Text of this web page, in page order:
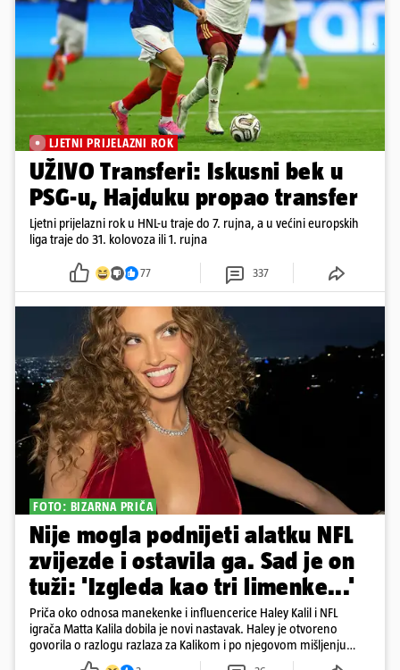
LJETNI PRIJELAZNI ROK
UŽIVO Transferi: Iskusni bek u
PSG-u, Hajduku propao transfer
Ljetni prijelazni rok u HNL-u traje do 7. rujna, a u većini europskih
liga traje do 31. kolovoza ili 1. rujna
77 337
FOTO: BIZARNA PRIČA
Nije mogla podnijeti alatku NFL
zvijezde i ostavila ga. Sad je on
tuži: 'Izgleda kao tri limenke...'
Priča oko odnosa manekenke i influencerice Haley Kalil i NFL
igrača Matta Kalila dobila je novi nastavak. Haley je otvoreno
govorila o razlogu razlaza za Kalikom i po njegovom mišljenju
prešla granicu dobrog ukusa